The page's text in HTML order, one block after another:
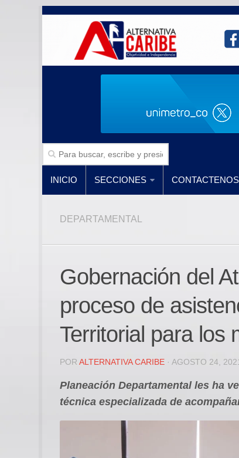
INICIO SECCIONES CONTACTENOS
DEPARTAMENTAL
Gobernación del
proceso de
Territorial para los
POR ALTERNATIVA CARIBE · AGOSTO 24,
Planeación Departamental les ha
técnica especializada de